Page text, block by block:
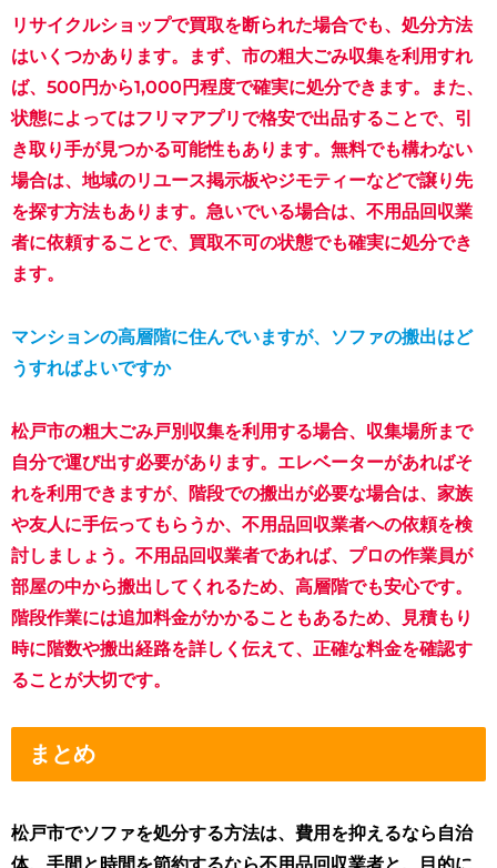
リサイクルショップで買取を断られた場合でも、処分方法
はいくつかあります。まず、市の粗大ごみ収集を利用すれ
ば、500円から1,000円程度で確実に処分できます。また、
状態によってはフリマアプリで格安で出品することで、引
き取り手が見つかる可能性もあります。無料でも構わない
場合は、地域のリユース掲示板やジモティーなどで譲り先
を探す方法もあります。急いでいる場合は、不用品回収業
者に依頼することで、買取不可の状態でも確実に処分でき
ます。
マンションの高層階に住んでいますが、ソファの搬出はど
うすればよいですか
松戸市の粗大ごみ戸別収集を利用する場合、収集場所まで
自分で運び出す必要があります。エレベーターがあればそ
れを利用できますが、階段での搬出が必要な場合は、家族
や友人に手伝ってもらうか、不用品回収業者への依頼を検
討しましょう。不用品回収業者であれば、プロの作業員が
部屋の中から搬出してくれるため、高層階でも安心です。
階段作業には追加料金がかかることもあるため、見積もり
時に階数や搬出経路を詳しく伝えて、正確な料金を確認す
ることが大切です。
まとめ
松戸市でソファを処分する方法は、費用を抑えるなら自治